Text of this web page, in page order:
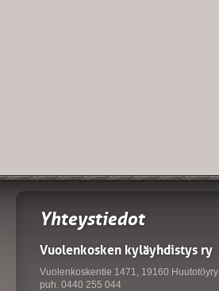
Yhteystiedot
Vuolenkosken kyläyhdistys ry
Vuolenkoskentie 1471, 19160 Huutotöyry
puh. 0440 255 044